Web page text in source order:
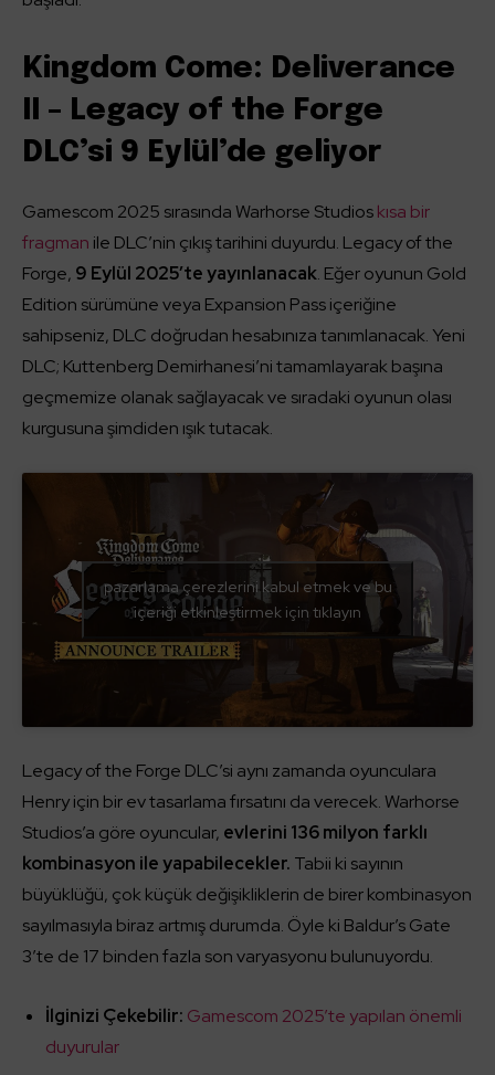
Kingdom Come: Deliverance
II – Legacy of the Forge
DLC’si 9 Eylül’de geliyor
Gamescom 2025 sırasında Warhorse Studioskısa bir
fragman ile DLC’nin çıkış tarihini duyurdu. Legacy of the
Forge, 9 Eylül 2025’te yayınlanacak. Eğer oyunun Gold
Edition sürümüne veya Expansion Pass içeriğine
sahipseniz, DLC doğrudan hesabınıza tanımlanacak. Yeni
DLC; Kuttenberg Demirhanesi’ni tamamlayarak başına
geçmemize olanak sağlayacak ve sıradaki oyunun olası
kurgusuna şimdiden ışık tutacak.
pazarlama çerezlerini kabul etmek ve bu
içeriği etkinleştirmek için tıklayın
Legacy of the Forge DLC’si aynı zamanda oyunculara
Henry için bir ev tasarlama fırsatını da verecek. Warhorse
Studios’a göre oyuncular, evlerini 136 milyon farklı
kombinasyon ile yapabilecekler. Tabii ki sayının
büyüklüğü, çok küçük değişikliklerin de birer kombinasyon
sayılmasıyla biraz artmış durumda. Öyle ki Baldur’s Gate
3’te de 17 binden fazla son varyasyonu bulunuyordu.
İlginizi Çekebilir: Gamescom 2025’te yapılan önemli
duyurular